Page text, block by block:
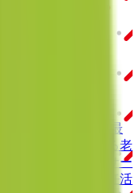
日本最
レー」
老
動画研修サー
生理予測・妊活